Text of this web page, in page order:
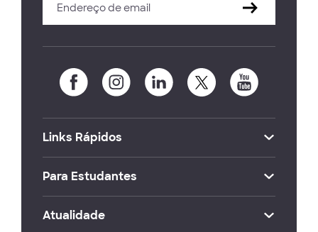
Links Rápidos
Para Estudantes
Atualidade